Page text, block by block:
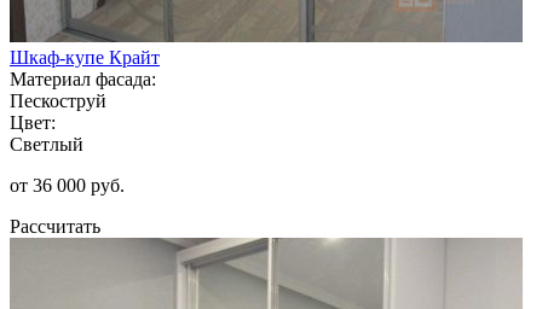
Шкаф-купе Крайт
Материал фасада:
Пескоструй
Цвет:
Светлый
от 36 000 руб.
Рассчитать